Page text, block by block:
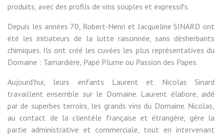
produits, avec des profils de vins souples et expressifs.
Depuis les années 70, Robert-Henri et Jacqueline SINARD ont
été les initiateurs de la lutte raisonnée, sans désherbants
chimiques. Ils ont créé les cuvées les plus représentatives du
Domaine : Tamardière, Papé Plume ou Passion des Papes.
Aujourd'hui, leurs enfants Laurent et Nicolas Sinard
travaillent ensemble sur le Domaine. Laurent élabore, aidé
par de superbes terroirs, les grands vins du Domaine. Nicolas,
au contact de la clientèle française et étrangère, gère la
partie administrative et commerciale, tout en intervenant